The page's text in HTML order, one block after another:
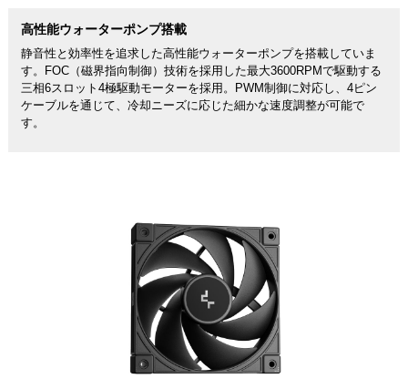
高性能ウォーターポンプ搭載
静音性と効率性を追求した高性能ウォーターポンプを搭載していま
す。FOC（磁界指向制御）技術を採用した最大3600RPMで駆動する
三相6スロット4極駆動モーターを採用。PWM制御に対応し、4ピン
ケーブルを通じて、冷却ニーズに応じた細かな速度調整が可能で
す。